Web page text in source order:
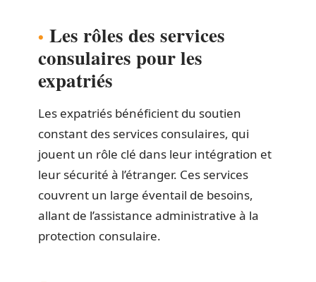
Les rôles des services
consulaires pour les
expatriés
Les expatriés bénéficient du soutien
constant des services consulaires, qui
jouent un rôle clé dans leur intégration et
leur sécurité à l’étranger. Ces services
couvrent un large éventail de besoins,
allant de l’assistance administrative à la
protection consulaire.